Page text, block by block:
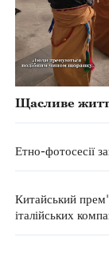
Щасливе
Етно-фотосесії
Китайський
італійських